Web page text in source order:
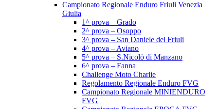
Campionato Regionale Enduro Friuli Venezia
Giulia
1^ prova – Grado
2^ prova – Osoppo
3^ prova – San Daniele del Friuli
4^ prova – Aviano
5^ prova – S.Nicolò di Manzano
6^ prova – Fanna
Challenge Moto Charlie
Regolamento Regionale Enduro FVG
Campionato Regionale MINIENDURO
FVG